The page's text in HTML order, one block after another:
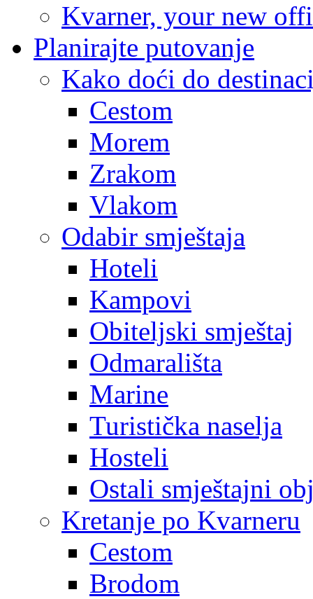
Kvarner, your new
Planirajte putovanje
Kako doći do
Cestom
Morem
Zrakom
Vlakom
Odabir smještaja
Hoteli
Kampovi
Obiteljski smještaj
Odmarališta
Marine
Turistička naselja
Hosteli
Ostali smještajni
Kretanje po Kvarneru
Cestom
Brodom